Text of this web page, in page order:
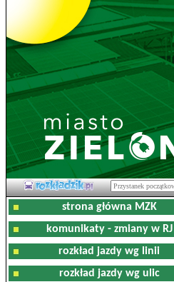
strona główna MZK
komunikaty - zmiany w RJ
rozkład jazdy wg linii
rozkład jazdy wg ulic